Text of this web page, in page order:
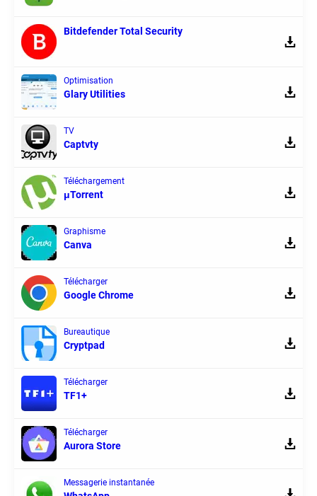
Bitdefender Total Security
Optimisation
Glary Utilities
TV
Captvty
Téléchargement
μTorrent
Graphisme
Canva
Télécharger
Google Chrome
Bureautique
Cryptpad
Télécharger
TF1+
Télécharger
Aurora Store
Messagerie instantanée